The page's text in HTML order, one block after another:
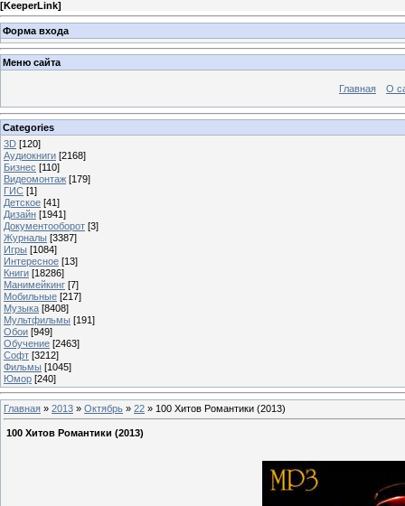
[KeeperLink]
Форма входа
Меню сайта
Главная О
Categories
3D [120]
Аудиокниги [2168]
Бизнес [110]
Видеомонтаж [179]
ГИС [1]
Детское [41]
Дизайн [1941]
Документооборот [3]
Журналы [3387]
Игры [1084]
Интересное [13]
Книги [18286]
Манимейкинг [7]
Мобильные [217]
Музыка [8408]
Мультфильмы [191]
Обои [949]
Обучение [2463]
Софт [3212]
Фильмы [1045]
Юмор [240]
Главная » 2013 » Октябрь » 22 » 100 Хитов Романтики (2013)
100 Хитов Романтики (2013)